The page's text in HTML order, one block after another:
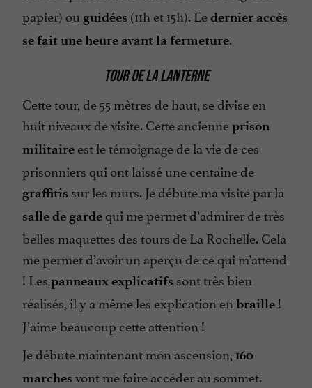
papier) ou guidées (11h et 15h). Ledernier accès
se fait une heure avant la fermeture.
TOUR DE LA LANTERNE
Cette tour, de 55 mètres de haut, se divise en
huit niveaux de visite. Cette ancienneprison
militaire est le témoignage de la vie de ces
prisonniers qui ont laissé une centaine de
graffitis sur les murs. Je débute ma visite par la
salle de gardequi me permet d’admirer de très
belles maquettes des tours de La Rochelle. Cela
me permet d’avoir un aperçu de ce qui m’attend
! Les panneaux explicatifs sont très bien
réalisés, il y a même les explication en braille !
J’aime beaucoup cette attention !
Je débute maintenant mon ascension, 160
marches vont me faire accéder au sommet.